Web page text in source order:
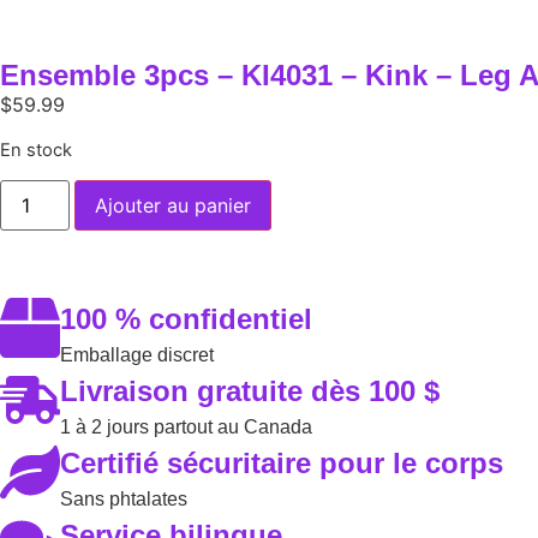
Ensemble 3pcs – KI4031 – Kink – Leg
$59.99
En stock
Ajouter au panier
100 % confidentiel
Emballage discret
Livraison gratuite dès 100 $
1 à 2 jours partout au Canada
Certifié sécuritaire pour le corps
Sans phtalates